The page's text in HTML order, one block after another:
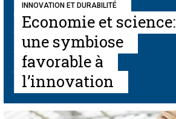
INNOVATION ET DURABILITÉ
Economie et science:
une symbiose
favorable à
l’innovation